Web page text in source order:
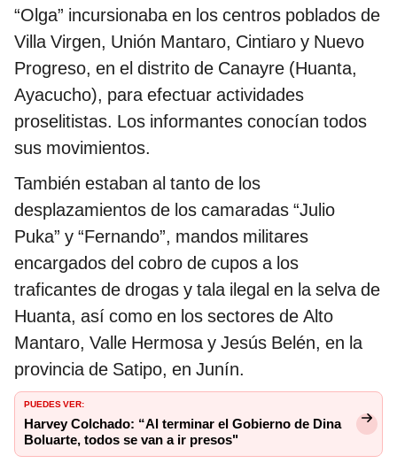
“Olga” incursionaba en los centros poblados de
Villa Virgen, Unión Mantaro, Cintiaro y Nuevo
Progreso, en el distrito de Canayre (Huanta,
Ayacucho), para efectuar actividades
proselitistas. Los informantes conocían todos
sus movimientos.
También estaban al tanto de los
desplazamientos de los camaradas “Julio
Puka” y “Fernando”, mandos militares
encargados del cobro de cupos a los
traficantes de drogas y tala ilegal en la selva de
Huanta, así como en los sectores de Alto
Mantaro, Valle Hermosa y Jesús Belén, en la
provincia de Satipo, en Junín.
PUEDES VER:
Harvey Colchado: “Al terminar el Gobierno de Dina
Boluarte, todos se van a ir presos"